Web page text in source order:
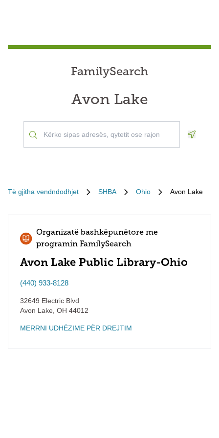
FamilySearch
Avon Lake
Të gjitha vendndodhjet SHBA Ohio Avon Lake
Organizatë bashkëpunëtore me
programin FamilySearch
Avon Lake Public Library-Ohio
(440) 933-8128
32649 Electric Blvd
Avon Lake OH 44012
MERRNI UDHËZIME PËR DREJTIM